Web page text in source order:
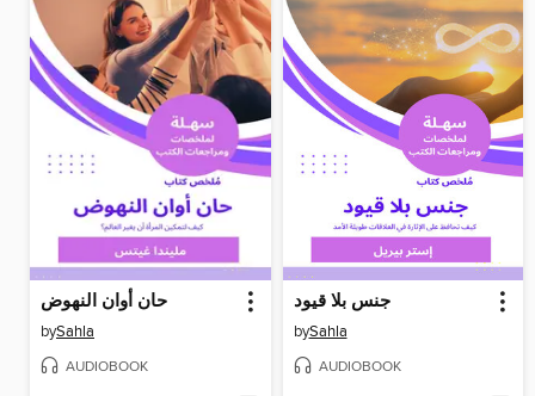
حان أوان النهوض
bySahla
AUDIOBOOK
جنس بلا قيود
bySahla
AUDIOBOOK